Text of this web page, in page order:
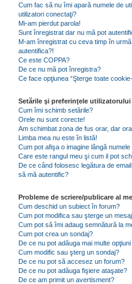
Cum fac să nu îmi apară numele de
utilizatori conectaţi?
Mi-am pierdut parola!
Sunt înregistrat dar nu mă pot
M-am înregistrat cu ceva timp în
autentifica?!
Ce este COPPA?
De ce nu mă pot înregistra?
Ce face opţiunea “Şterge toate
Setările şi preferinţele utilizatorului
Cum îmi schimb setările?
Orele nu sunt corecte!
Am schimbat zona de fus orar, dar
Limba mea nu este în listă!
Cum pot afişa o imagine lângă
Care este rangul meu şi cum il pot
De ce când folosesc legătura de
să mă autentific?
Probleme de scriere/publicare al
Cum deschid un subiect în forum?
Cum pot modifica sau şterge un
Cum pot să îmi adaug semnătură la
Cum pot crea un sondaj?
De ce nu pot adăuga mai multe
Cum modific sau şterg un sondaj?
De ce nu pot să accesez un forum?
De ce nu pot adăuga fişiere ataşate?
De ce am primit un avertisment?